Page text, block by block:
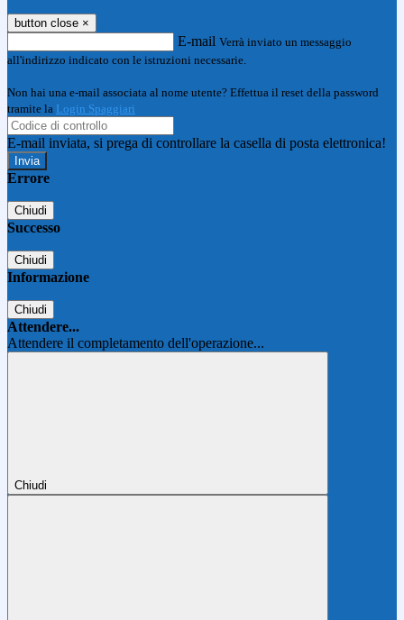
button close ×
E-mail Verrà inviato un messaggio
all'indirizzo indicato con le istruzioni necessarie.
Non hai una e-mail associata al nome utente? Effettua il reset della password
tramite la Login Spaggiari
E-mail inviata, si prega di controllare la casella di posta elettronica!
Errore
Chiudi
Successo
Chiudi
Informazione
Chiudi
Attendere...
Attendere il completamento dell'operazione...
Chiudi